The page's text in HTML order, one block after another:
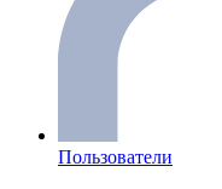
Пользователи